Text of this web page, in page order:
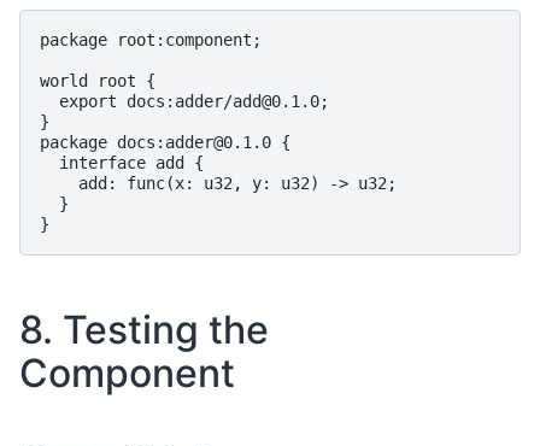
package root:component;
world root {
  export docs:adder/add@0.1.0;
}
package docs:adder@0.1.0 {
  interface add {
    add: func(x: u32, y: u32) -> u32;
  }
8. Testing the
Component